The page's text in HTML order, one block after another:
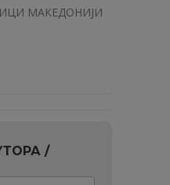
МАКЕДОНИЈИ
/